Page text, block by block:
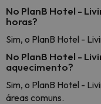
No PlanB Hotel -
horas?
Sim, o PlanB Hotel -
No PlanB Hotel -
aquecimento?
Sim, o PlanB Hotel -
áreas comuns.